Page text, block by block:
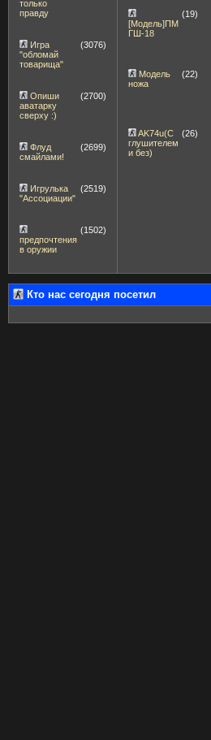
только
правду
Игра
"обломай
товарища"
(3076)
Опиши
аватарку
сверху :)
(2700)
Флуд
смайлами!
(2699)
Игрулька
"Ассоциации"
(2519)
предпочтения
в оружии
(1502)
[Модель]ПМ
ГШ-18
(19)
Модель
ножа
(22)
AK74u(С
глушителем
и без)
(26)
Кто нас сегодня посетил